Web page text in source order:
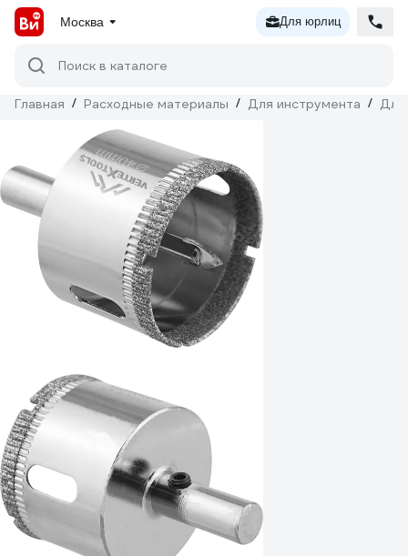
Москва Для юрлиц
Поиск в каталоге
Главная / Расходные материалы / Для инструмента / Для